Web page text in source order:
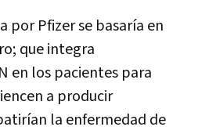
por Pfizer se basaría en
que integra
en los pacientes para
a producir
la enfermedad de